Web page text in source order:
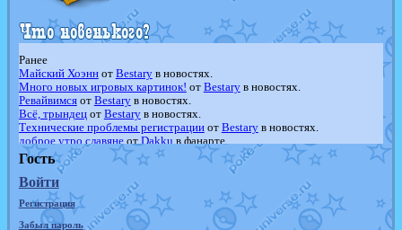
Ранее
Майский Хоэннот Bestaryв новостях.
Много новых игровых картинок! от Bestaryв новостях.
Ревайвимсяот Bestaryв новостях.
Всё, трындецот Bestaryв новостях.
Технические проблемы регистрацииот Bestaryв новостях.
доброе утро славянеот Dakku в фанарте.
Йолда и МимикьюотMavisNyanCatв фанарте.
Недовольный котомангуст
в фанарте.
The Dark Wishmaker
отRandomon
шадоу спиритомб
отilovearceus
в фанарте.
траббишотilovearceusв фанарте.
Raging BoltотGraceDaFox
Гость
Войти
Регистрация
Забыл пароль